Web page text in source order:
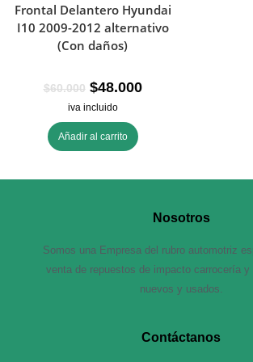
Frontal Delantero Hyundai
I10 2009-2012 alternativo
(Con daños)
$60.000 $48.000
iva incluido
Añadir al carrito
Nosotros
Somos una Empresa del rubro automotriz
venta de repuestos de impacto carrocería y
nuevos y usados.
Contáctanos​